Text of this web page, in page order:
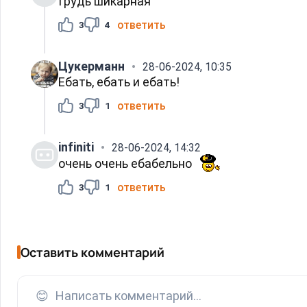
3 4 ответить
Цукерманн 28-06-2024, 10:35
Ебать, ебать и ебать!
3 1 ответить
infiniti 28-06-2024, 14:32
очень очень ебабельно
3 1 ответить
Оставить комментарий
😊 Написать комментарий...